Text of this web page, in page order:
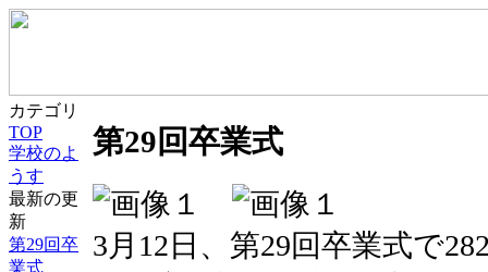
カテゴリ
TOP
学校のよ
うす
最新の更
新
第29回卒
業式
第29回卒業式
3月12日、第29回卒業式で